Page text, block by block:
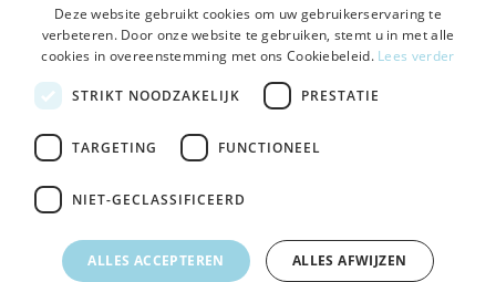
Nieuwsbrief
Bezoek de winkel in Sneek, Bolswarderbaan 3C
Gratis verzendingvanaf € 75
Deze website gebruikt cookies om uw gebruikerservaring te
verbeteren. Door onze website te gebruiken, stemt u in met alle
cookies in overeenstemming met ons Cookiebeleid. Lees verder
STRIKT NOODZAKELIJK PRESTATIE
TARGETING FUNCTIONEEL
NIET-GECLASSIFICEERD
ALLES ACCEPTEREN ALLES AFWIJZEN
De Welzijnwinkel in je
inbox
Geen spam, geen verkooppraatjes — gewoon fijne
updates over hulpmiddelen die echt iets toevoegen.
Ja leuk! Schrijf me in